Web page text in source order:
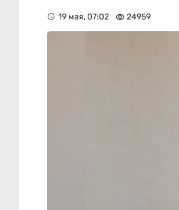
19 мая, 07:02 24959